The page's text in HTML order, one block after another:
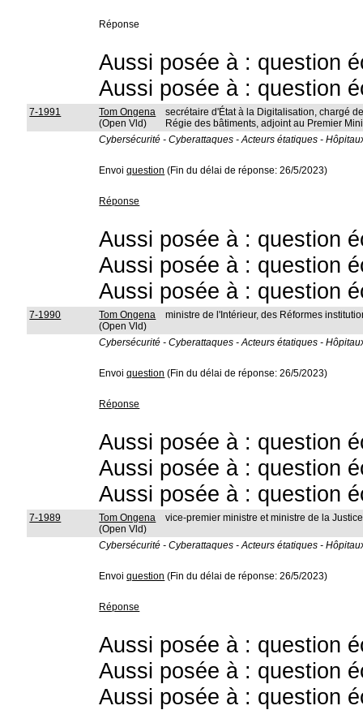
Réponse
Aussi posée à : question
Aussi posée à : question
7-1991
Tom Ongena
(Open Vld)
secrétaire d'État à la Digitalisation, chargé
Régie des bâtiments, adjoint au Premier
Cybersécurité - Cyberattaques - Acteurs étatiques -
Envoiquestion (Fin du délai de réponse: 26/5/2023)
Réponse
Aussi posée à : question
Aussi posée à : question
Aussi posée à : question
7-1990
Tom Ongena
(Open Vld)
ministre de l'Intérieur, des Réformes
Cybersécurité - Cyberattaques - Acteurs étatiques -
Envoiquestion (Fin du délai de réponse: 26/5/2023)
Réponse
Aussi posée à : question
Aussi posée à : question
Aussi posée à : question
7-1989
Tom Ongena
(Open Vld)
vice-premier ministre et ministre de la
Cybersécurité - Cyberattaques - Acteurs étatiques -
Envoiquestion (Fin du délai de réponse: 26/5/2023)
Réponse
Aussi posée à : question
Aussi posée à : question
Aussi posée à : question